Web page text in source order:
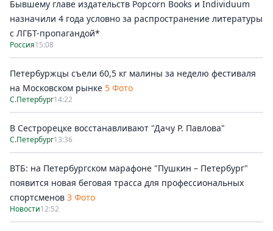
Бывшему главе издательств Popcorn Books и Individuum
назначили 4 года условно за распространение литературы
с ЛГБТ-пропагандой*
Россия15:08
Петербуржцы съели 60,5 кг малины за неделю фестиваля
на Московском рынке 5 Фото
С.Петербург14:22
В Сестрорецке восстанавливают "Дачу Р. Павлова"
С.Петербург13:36
ВТБ: на Петербургском марафоне "Пушкин – Петербург"
появится новая беговая трасса для профессиональных
спортсменов 3 Фото
Новости12:52